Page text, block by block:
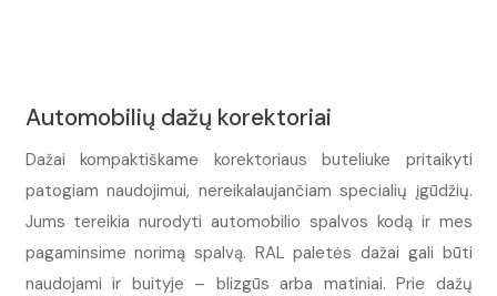
Automobilių dažų korektoriai
Dažai kompaktiškame korektoriaus buteliuke pritaikyti
patogiam naudojimui, nereikalaujančiam specialių įgūdžių.
Jums tereikia nurodyti automobilio spalvos kodą ir mes
pagaminsime norimą spalvą. RAL paletės dažai gali būti
naudojami ir buityje – blizgūs arba matiniai. Prie dažų